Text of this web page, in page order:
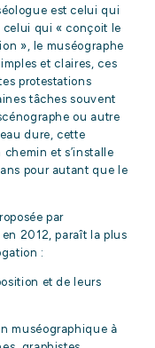
est celui qui
celui qui « conçoit le
», le muséographe
et claires, ces
protestations
tâches souvent
ou autre
dure, cette
et s’installe
pour autant que le
par
en 2012, paraît la plus
:
et de leurs
muséographique à